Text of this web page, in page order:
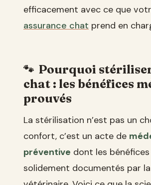
efficacement avec ce que
assurance chat prend en
Pourquoi
chat : les bénéfices
prouvés
La stérilisation n’est pas un
confort, c’est un acte de
préventive dont les
solidement documentés par